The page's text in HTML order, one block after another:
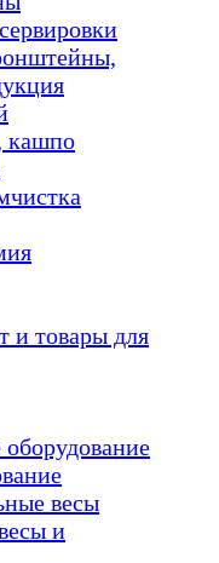
кашпо
и товары для
оборудование
весы
и